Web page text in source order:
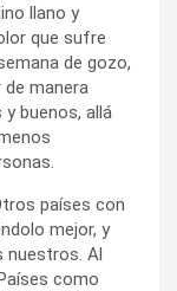
llano y
que sufre
de gozo,
de manera
buenos, allá
países con
mejor, y
nuestros. Al
como